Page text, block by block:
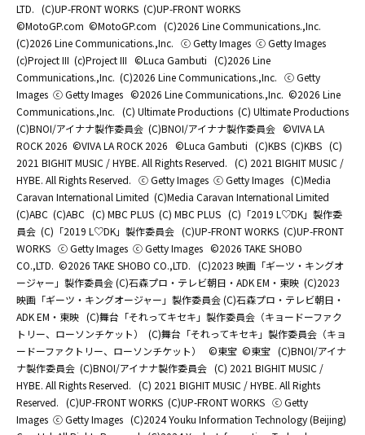
LTD. (C)UP-FRONT WORKS (C)UP-FRONT WORKS
©MotoGP.com ©MotoGP.com (C)2026 Line Communications.,Inc.
(C)2026 Line Communications.,Inc. ⓒ Getty Images ⓒ Getty Images
(c)Project III (c)Project III ©Luca Gambuti (C)2026 Line
Communications.,Inc. (C)2026 Line Communications.,Inc. ⓒ Getty
Images ⓒ Getty Images ©2026 Line Communications.,Inc. ©2026 Line
Communications.,Inc. (C) Ultimate Productions (C) Ultimate Productions
(C)BNOI/アイナナ製作委員会 (C)BNOI/アイナナ製作委員会 ©️VIVA LA
ROCK 2026 ©️VIVA LA ROCK 2026 ©Luca Gambuti (C)KBS (C)KBS (C)
2021 BIGHIT MUSIC / HYBE. All Rights Reserved. (C) 2021 BIGHIT MUSIC /
HYBE. All Rights Reserved. ⓒ Getty Images ⓒ Getty Images (C)Media
Caravan International Limited (C)Media Caravan International Limited
(C)ABC (C)ABC (C) MBC PLUS (C) MBC PLUS (C)「2019 L♡DK」製作委
員会 (C)「2019 L♡DK」製作委員会 (C)UP-FRONT WORKS (C)UP-FRONT
WORKS ⓒ Getty Images ⓒ Getty Images ©2026 TAKE SHOBO
CO.,LTD. ©2026 TAKE SHOBO CO.,LTD. (C)2023 映画「ギーツ・キングオ
ージャー」製作委員会 (C)石森プロ・テレビ朝日・ADK EM・東映 (C)2023
映画「ギーツ・キングオージャー」製作委員会 (C)石森プロ・テレビ朝日・
ADK EM・東映 (C)舞台「それってキセキ」製作委員会（キョードーファク
トリー、ローソンチケット）
(C)舞台「それってキセキ」製作委員会（キョ
ードーファクトリー、ローソンチケット）
©東宝 ©東宝 (C)BNOI/アイナ
ナ製作委員会 (C)BNOI/アイナナ製作委員会 (C) 2021 BIGHIT MUSIC /
HYBE. All Rights Reserved. (C) 2021 BIGHIT MUSIC / HYBE. All Rights
Reserved. (C)UP-FRONT WORKS (C)UP-FRONT WORKS ⓒ Getty
Images ⓒ Getty Images (C)2024 Youku Information Technology (Beijing)